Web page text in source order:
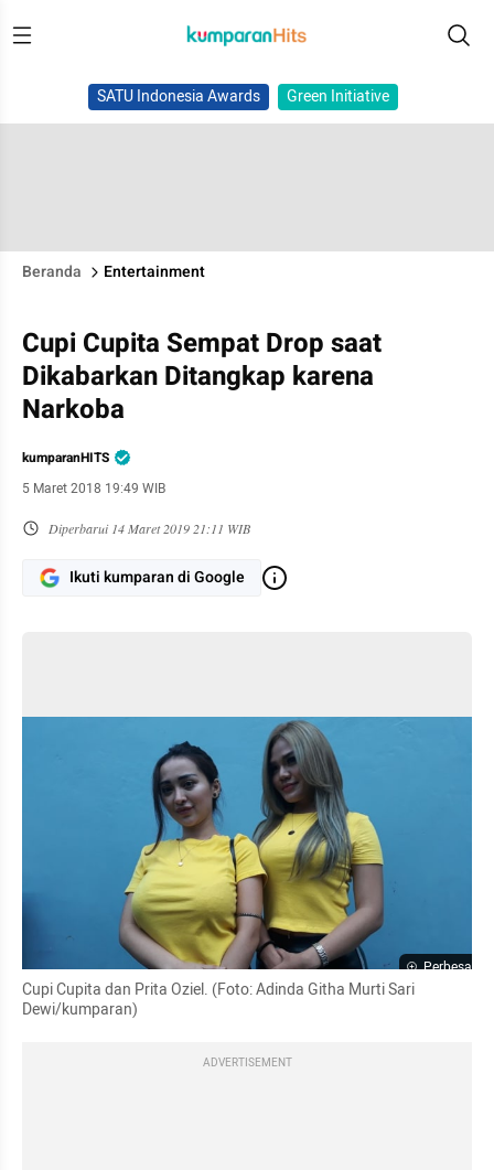
SATU Indonesia Awards Green Initiative
Beranda Entertainment
Cupi Cupita Sempat Drop saat
Dikabarkan Ditangkap karena
Narkoba
kumparanHITS
5 Maret 2018 19:49 WIB
Diperbarui 14 Maret 2019 21:11 WIB
Ikuti kumparan di Google
Perbesar
Cupi Cupita dan Prita Oziel. (Foto: Adinda Githa Murti Sari
Dewi/kumparan)
ADVERTISEMENT